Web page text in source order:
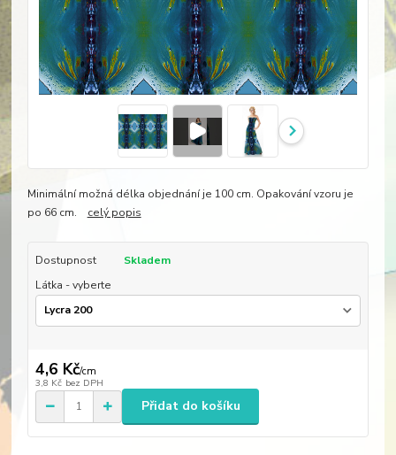
Minimální možná délka objednání je 100 cm. Opakování vzoru je
po 66 cm. celý popis
Dostupnost
Skladem
Látka - vyberte
4,6 Kč/cm
3,8 Kč bez DPH
Přidat do košíku